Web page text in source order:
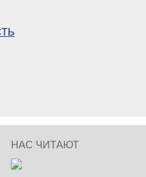
НАС ЧИТАЮТ